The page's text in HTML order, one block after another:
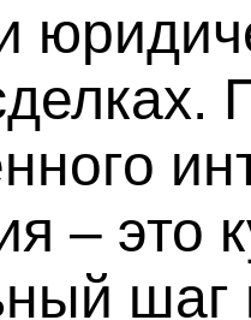
– это
шаг